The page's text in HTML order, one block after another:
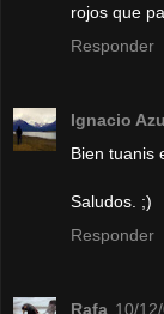
rojos que
Responder
Ignacio
Bien tuanis
Saludos. ;)
Responder
Rafa 10/